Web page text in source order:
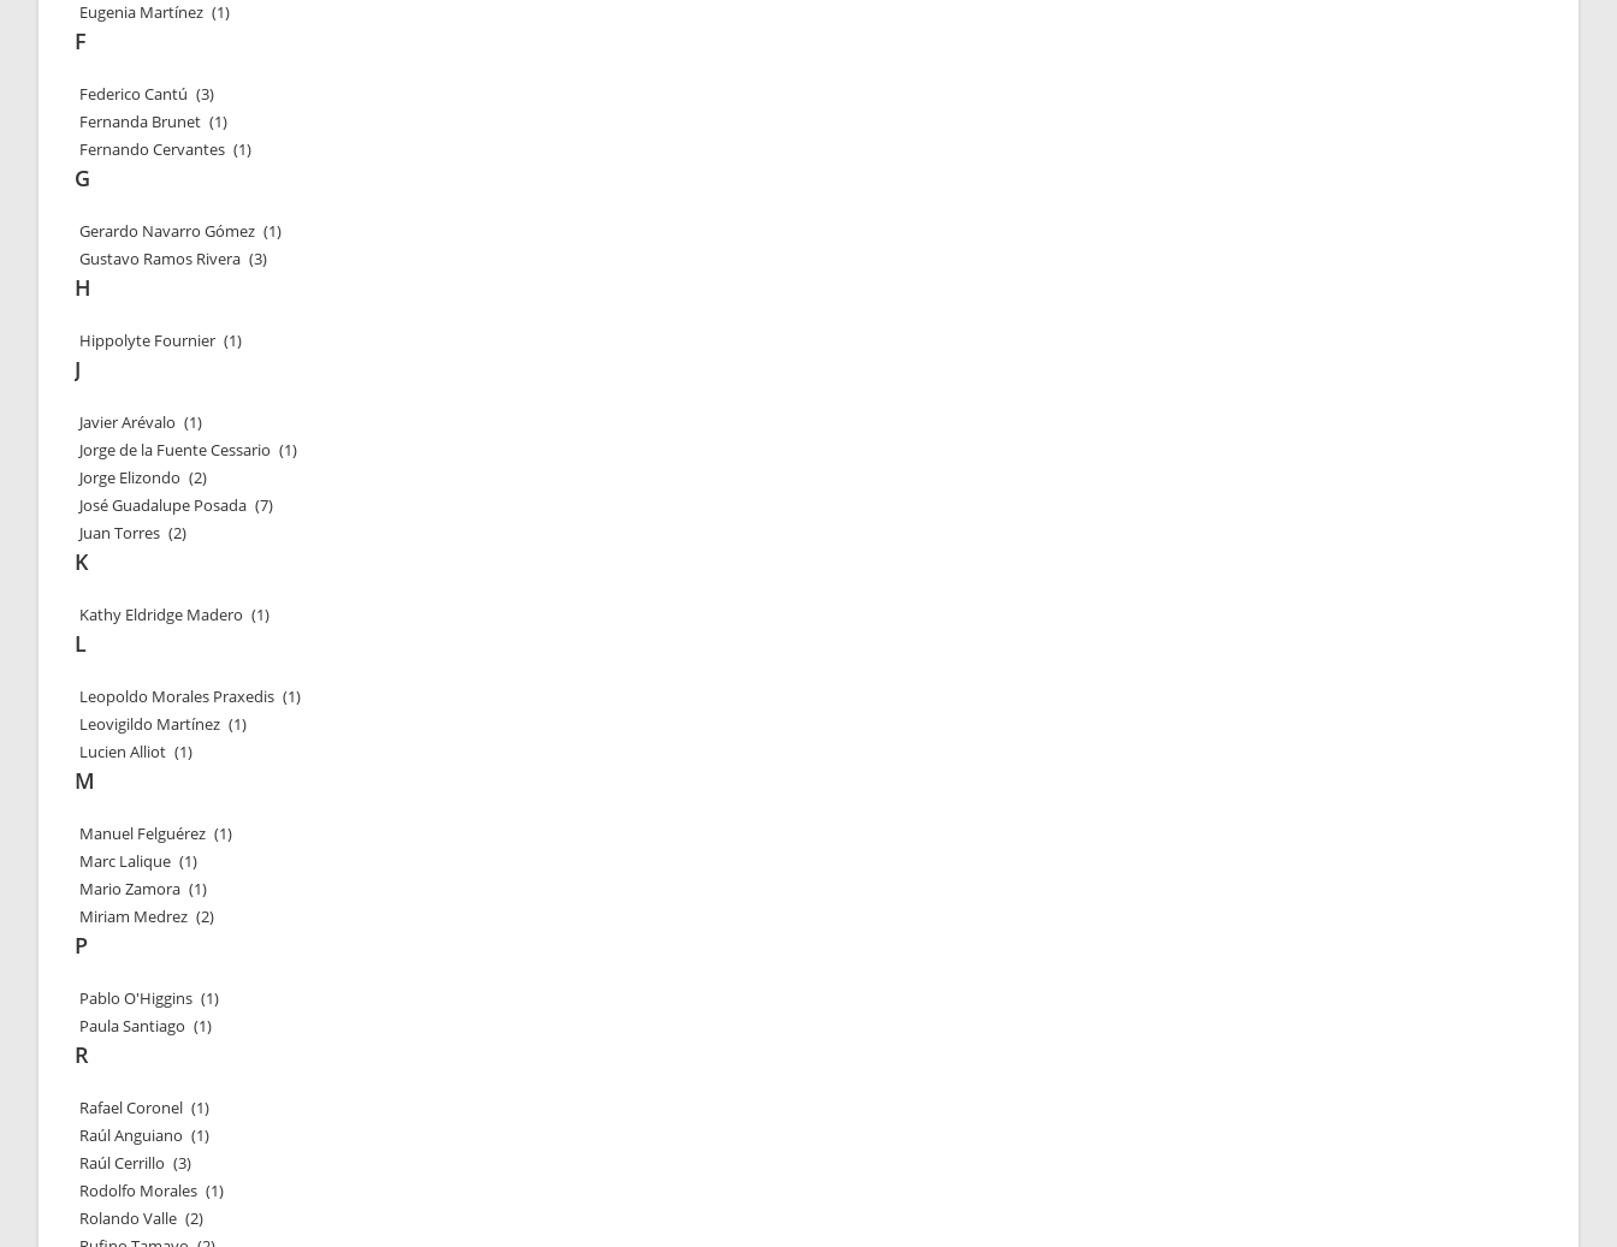
Eugenia Martínez (1)
F
Federico Cantú (3)
Fernanda Brunet (1)
Fernando Cervantes (1)
G
Gerardo Navarro Gómez (1)
Gustavo Ramos Rivera (3)
H
Hippolyte Fournier (1)
J
Javier Arévalo (1)
Jorge de la Fuente Cessario (1)
Jorge Elizondo (2)
José Guadalupe Posada (7)
Juan Torres (2)
K
Kathy Eldridge Madero (1)
L
Leopoldo Morales Praxedis (1)
Leovigildo Martínez (1)
Lucien Alliot (1)
M
Manuel Felguérez (1)
Marc Lalique (1)
Mario Zamora (1)
Miriam Medrez (2)
P
Pablo O'Higgins (1)
Paula Santiago (1)
R
Rafael Coronel (1)
Raúl Anguiano (1)
Raúl Cerrillo (3)
Rodolfo Morales (1)
Rolando Valle (2)